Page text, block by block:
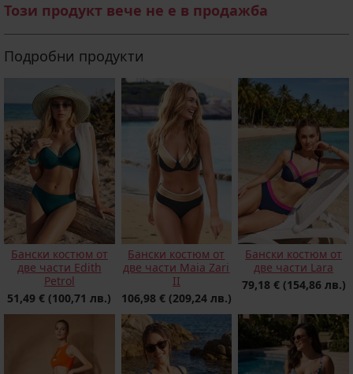
Този продукт вече не е в продажба
Подробни продукти
Бански костюм от
две части Edith
Petrol
51,49 € (100,71 лв.)
Бански костюм от
две части Maia Zari
II
106,98 € (209,24 лв.)
Бански костюм от
две части Lara
79,18 € (154,86 лв.)